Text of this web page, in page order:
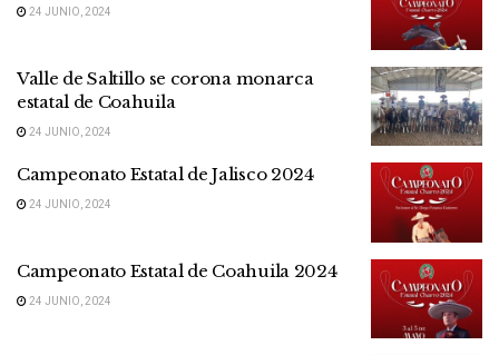
24 JUNIO, 2024
Valle de Saltillo se corona monarca
estatal de Coahuila
24 JUNIO, 2024
Campeonato Estatal de Jalisco 2024
24 JUNIO, 2024
Campeonato Estatal de Coahuila 2024
24 JUNIO, 2024